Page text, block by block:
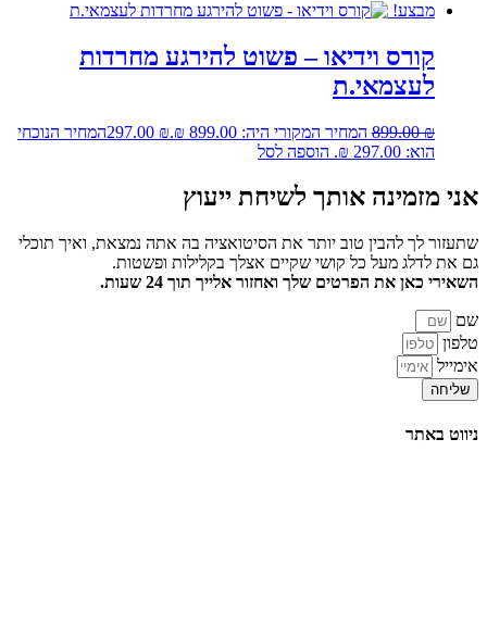
מבצע!
קורס וידיאו – פשוט להירגע מחרדות
לעצמאי.ת
899.00₪ המחיר המקורי היה: 899.00 ₪. 297.00 ₪
המחיר הנוכחי
הוא: 297.00 ₪.
הוספה לסל
אני מזמינה אותך לשיחת ייעוץ
שתעזור לך להבין טוב יותר את הסיטואציה בה אתה נמצאת, ואיך תוכלי
גם את לדלג מעל כל קושי שקיים אצלך בקלילות ופשטות.
השאירי כאן את הפרטים שלך ואחזור אלייך תוך 24 שעות.
שם
טלפון
אימייל
שליחה
ניווט באתר